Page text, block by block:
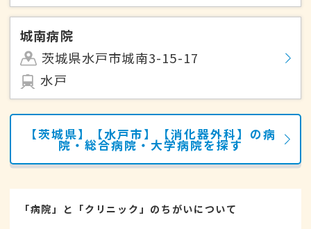
城南病院
茨城県水戸市城南3-15-17
水戸
【茨城県】【水戸市】【消化器外科】の病
院・総合病院・大学病院を探す
「病院」と「クリニック」のちがいについて